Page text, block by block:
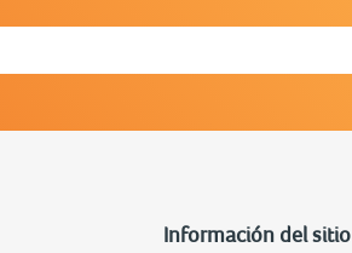
Información del sitio